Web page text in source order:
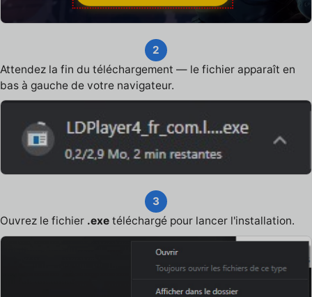
2
Attendez la fin du téléchargement — le fichier apparaît en
bas à gauche de votre navigateur.
3
Ouvrez le fichier .exe téléchargé pour lancer l'installation.